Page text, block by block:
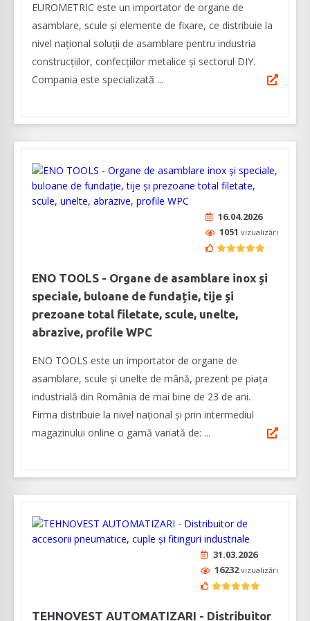
EUROMETRIC este un importator de organe de
asamblare, scule și elemente de fixare, ce distribuie la
nivel naţional soluţii de asamblare pentru industria
construcţiilor, confecţiilor metalice şi sectorul DIY.
Compania este specializată ...
16.04.2026
1051 vizualizări
ENO TOOLS - Organe de asamblare inox și
speciale, buloane de fundație, tije și
prezoane total filetate, scule, unelte,
abrazive, profile WPC
ENO TOOLS este un importator de organe de
asamblare, scule și unelte de mână, prezent pe piața
industrială din România de mai bine de 23 de ani.
Firma distribuie la nivel naţional și prin intermediul
magazinului online o gamă variată de: ...
31.03.2026
16232vizualizări
TEHNOVEST AUTOMATIZARI - Distribuitor